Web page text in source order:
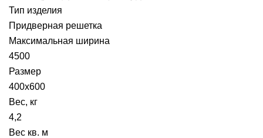
Тип изделия
Придверная решетка
Максимальная ширина
4500
Размер
400х600
Вес, кг
4,2
Вес кв. м